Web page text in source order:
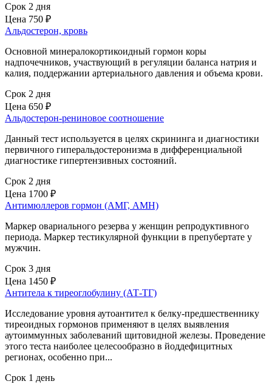
Срок 2 дня
Цена 750 ₽
Альдостерон, кровь
Основной минералокортикоидный гормон коры
надпочечников, участвующий в регуляции баланса натрия и
калия, поддержании артериального давления и объема крови.
Срок 2 дня
Цена 650 ₽
Альдостерон-рениновое соотношение
Данный тест используется в целях скрининга и диагностики
первичного гиперальдостеронизма в дифференциальной
диагностике гипертензивных состояний.
Срок 2 дня
Цена 1700 ₽
Антимюллеров гормон (АМГ, AMH)
Маркер овариального резерва у женщин репродуктивного
периода. Маркер тестикулярной функции в препубертате у
мужчин.
Срок 3 дня
Цена 1450 ₽
Антитела к тиреоглобулину (АТ-ТГ)
Исследование уровня аутоантител к белку-предшественнику
тиреоидных гормонов применяют в целях выявления
аутоиммунных заболеваний щитовидной железы. Проведение
этого теста наиболее целесообразно в йоддефицитных
регионах, особенно при...
Срок 1 день